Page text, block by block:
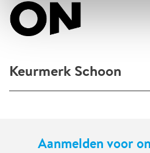
Keurmerk Schoon
Aanmelden voor